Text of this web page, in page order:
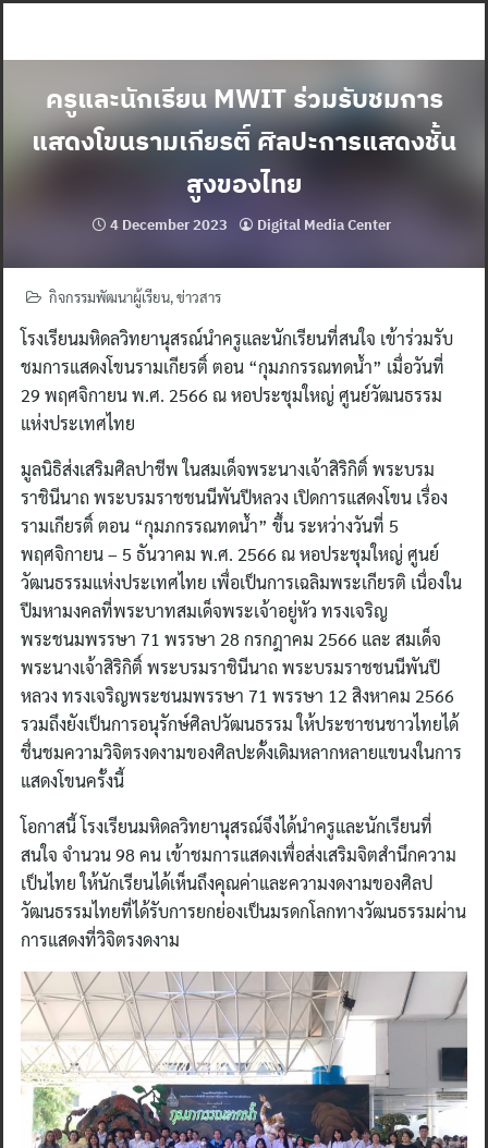
ครูและนักเรียน MWIT ร่วมรับชมการ
แสดงโขนรามเกียรติ์ ศิลปะการแสดงชั้น
สูงของไทย
4 December 2023 Digital Media Center
กิจกรรมพัฒนาผู้เรียน,ข่าวสาร
โรงเรียนมหิดลวิทยานุสรณ์นำครูและนักเรียนที่สนใจ เข้าร่วมรับ
ชมการแสดงโขนรามเกียรติ์ ตอน “กุมภกรรณทดน้ำ” เมื่อวันที่
29 พฤศจิกายน พ.ศ. 2566 ณ หอประชุมใหญ่ ศูนย์วัฒนธรรม
แห่งประเทศไทย
มูลนิธิส่งเสริมศิลปาชีพ ในสมเด็จพระนางเจ้าสิริกิติ์ พระบรม
ราชินีนาถ พระบรมราชชนนีพันปีหลวง เปิดการแสดงโขน เรื่อง
รามเกียรติ์ ตอน “กุมภกรรณทดน้ำ” ขึ้น ระหว่างวันที่ 5
พฤศจิกายน – 5 ธันวาคม พ.ศ. 2566 ณ หอประชุมใหญ่ ศูนย์
วัฒนธรรมแห่งประเทศไทย เพื่อเป็นการเฉลิมพระเกียรติ เนื่องใน
ปีมหามงคลที่พระบาทสมเด็จพระเจ้าอยู่หัว ทรงเจริญ
พระชนมพรรษา 71 พรรษา 28 กรกฎาคม 2566 และ สมเด็จ
พระนางเจ้าสิริกิติ์ พระบรมราชินีนาถ พระบรมราชชนนีพันปี
หลวง ทรงเจริญพระชนมพรรษา 71 พรรษา 12 สิงหาคม 2566
รวมถึงยังเป็นการอนุรักษ์ศิลปวัฒนธรรม ให้ประชาชนชาวไทยได้
ชื่นชมความวิจิตรงดงามของศิลปะดั้งเดิมหลากหลายแขนงในการ
แสดงโขนครั้งนี้
โอกาสนี้ โรงเรียนมหิดลวิทยานุสรณ์จึงได้นำครูและนักเรียนที่
สนใจ จำนวน 98 คน เข้าชมการแสดงเพื่อส่งเสริมจิตสำนึกความ
เป็นไทย ให้นักเรียนได้เห็นถึงคุณค่าและความงดงามของศิลป
วัฒนธรรมไทยที่ได้รับการยกย่องเป็นมรดกโลกทางวัฒนธรรมผ่าน
การแสดงที่วิจิตรงดงาม